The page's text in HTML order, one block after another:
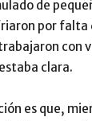
de
por
con
clara.
es que,